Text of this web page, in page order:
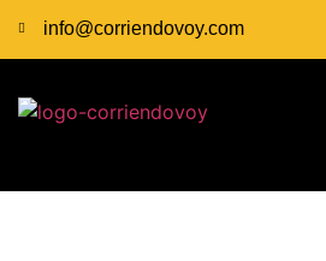
info@corriendovoy.com